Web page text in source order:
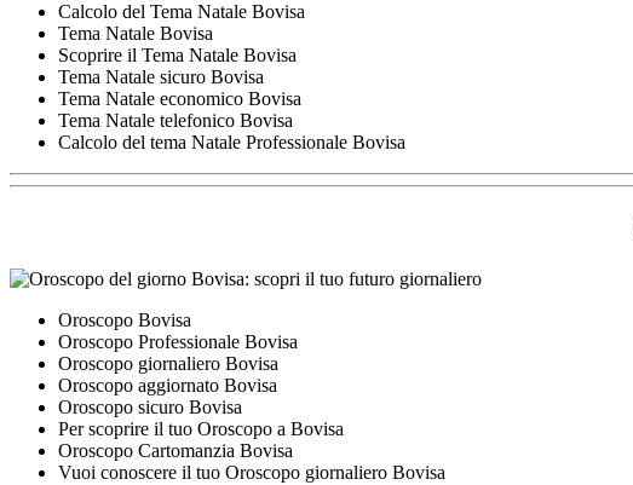
Calcolo del Tema Natale Bovisa
Tema Natale Bovisa
Scoprire il Tema Natale Bovisa
Tema Natale sicuro Bovisa
Tema Natale economico Bovisa
Tema Natale telefonico Bovisa
Calcolo del tema Natale Professionale Bovisa
Oroscopo Bovisa
Oroscopo Professionale Bovisa
Oroscopo giornaliero Bovisa
Oroscopo aggiornato Bovisa
Oroscopo sicuro Bovisa
Per scoprire il tuo Oroscopo a Bovisa
Oroscopo Cartomanzia Bovisa
Vuoi conoscere il tuo Oroscopo giornaliero Bovisa